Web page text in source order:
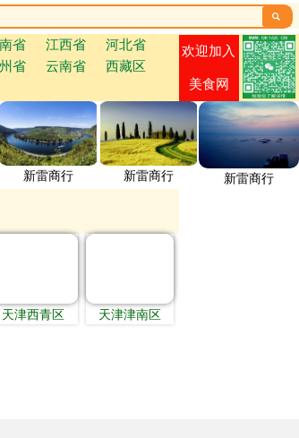

省 江西省
河北省
省 云南省
西藏区
欢迎加入
美食网
新雷商行 新雷商行 新雷商行
天津西青区 天津津南区